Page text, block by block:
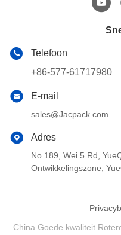
Telefoon
+86-577-61717980
E-mail
sales@Jacpack.com
Adres
No 189, Wei 5 Rd,
Ontwikkelingszone,
China Goede kwaliteit